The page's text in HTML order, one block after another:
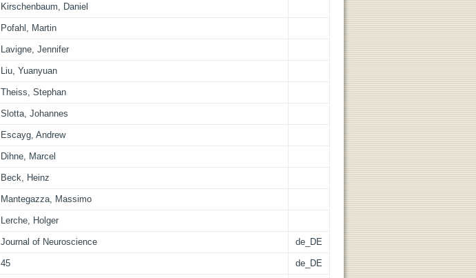
Kirschenbaum, Daniel
Pofahl, Martin
Lavigne, Jennifer
Liu, Yuanyuan
Theiss, Stephan
Slotta, Johannes
Escayg, Andrew
Dihne, Marcel
Beck, Heinz
Mantegazza, Massimo
Lerche, Holger
Journal of Neuroscience de_DE
45 de_DE